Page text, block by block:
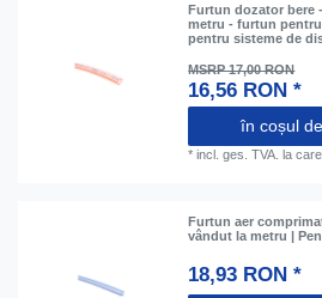
Furtun dozator bere
metru - furtun
pentru sisteme de
MSRP 17,00 RON
16,56 RON *
în coșul
*incl. ges. TVA. la
Furtun aer
vândut la metru |
18,93 RON *